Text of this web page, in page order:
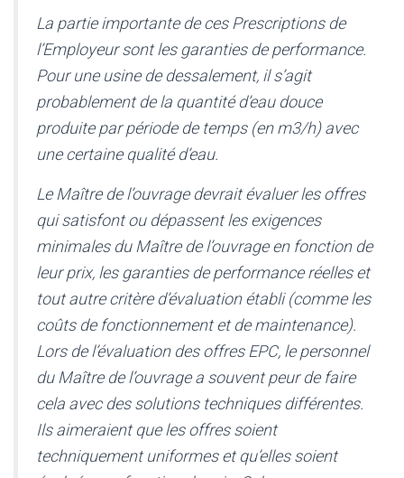
La partie importante de ces Prescriptions de
l’Employeur sont les garanties de performance.
Pour une usine de dessalement, il s’agit
probablement de la quantité d’eau douce
produite par période de temps (en m3/h) avec
une certaine qualité d’eau.
Le Maître de l’ouvrage devrait évaluer les offres
qui satisfont ou dépassent les exigences
minimales du Maître de l’ouvrage en fonction de
leur prix, les garanties de performance réelles et
tout autre critère d’évaluation établi (comme les
coûts de fonctionnement et de maintenance).
Lors de l’évaluation des offres EPC, le personnel
du Maître de l’ouvrage a souvent peur de faire
cela avec des solutions techniques différentes.
Ils aimeraient que les offres soient
techniquement uniformes et qu’elles soient